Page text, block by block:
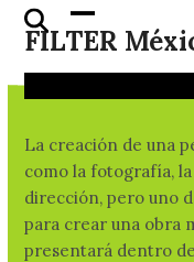
Skip
FILTER
Open
mobile
Close
mobile
La creación de una
como la fotografía,
dirección, pero uno
para crear una obra
presentará dentro